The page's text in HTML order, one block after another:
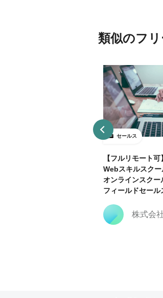
類似のフ
セールス
【フルリモート
Webスキルスクー
オンラインスクー
フィールドセール
株式会